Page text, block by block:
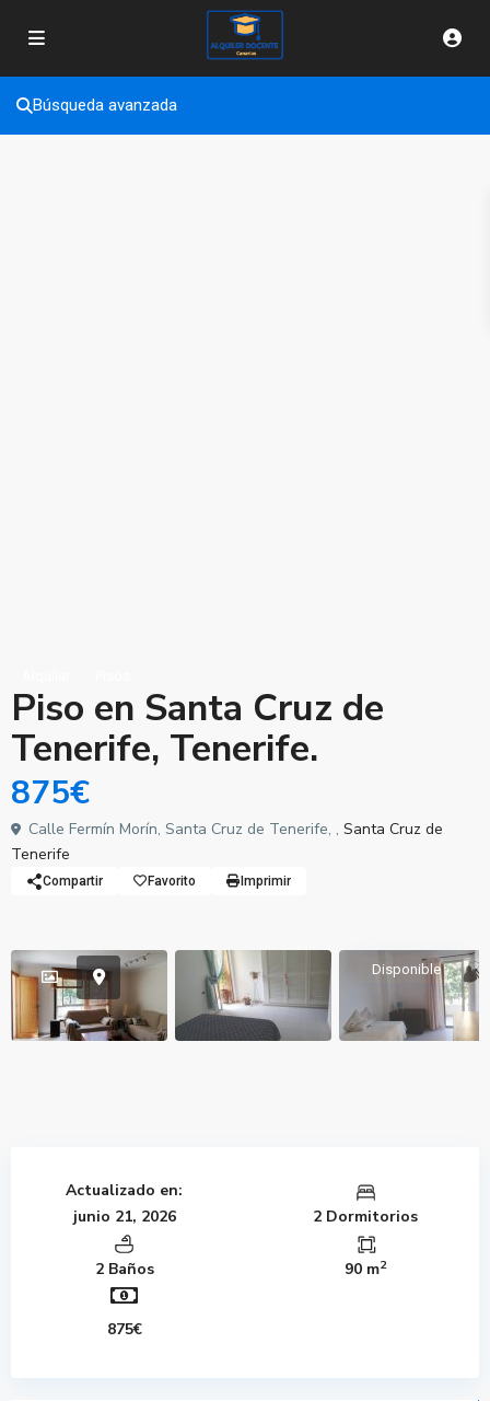
Búsqueda avanzada
Piso en Santa Cruz de
Tenerife, Tenerife.
875€
Calle Fermín Morín, Santa Cruz de Tenerife, , Santa Cruz de
Tenerife
Compartir Favorito Imprimir
Disponible
Actualizado en:
junio 21, 2026
2 Dormitorios
2 Baños 90 m2
875€